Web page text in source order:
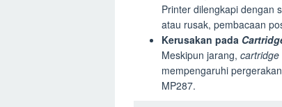
Printer dilengkapi dengan
atau rusak, pembacaan
Kerusakan pada
Meskipun jarang, cartridge
mempengaruhi pergerakan
MP287.